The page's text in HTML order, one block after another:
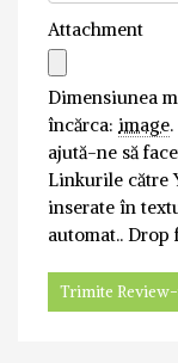
Attachment
Dimensiunea
încărca: image.
ajută-ne să
Linkurile către
inserate în
automat.. Drop